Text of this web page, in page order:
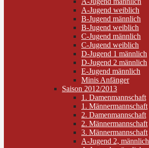
A-Jugend weiblich
B-Jugend männlich
B-Jugend weiblich
C-Jugend männlich
C-Jugend weiblich
D-Jugend 1 männlich
D-Jugend 2 männlich
E-Jugend männlich
Minis Anfänger
Saison 2012/2013
1. Damenmannschaft
1. Männermannschaft
2. Damenmannschaft
2. Männermannschaft
3. Männermannschaft
A-Jugend 2, männlich